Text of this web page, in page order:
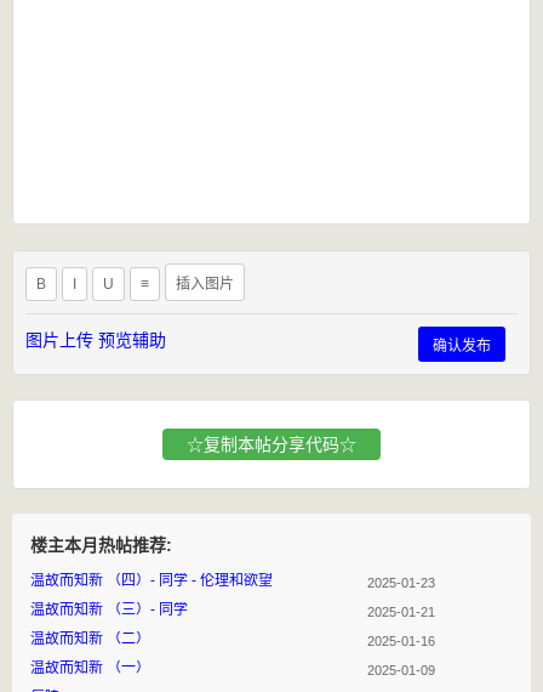
B I U ≡ 插入图片
图片上传 预览辅助 确认发布
☆复制本帖分享代码☆
楼主本月热帖推荐:
温故而知新 （四）- 同学 - 伦理和欲望 2025-01-23
温故而知新 （三）- 同学 2025-01-21
温故而知新 （二） 2025-01-16
温故而知新 （一） 2025-01-09